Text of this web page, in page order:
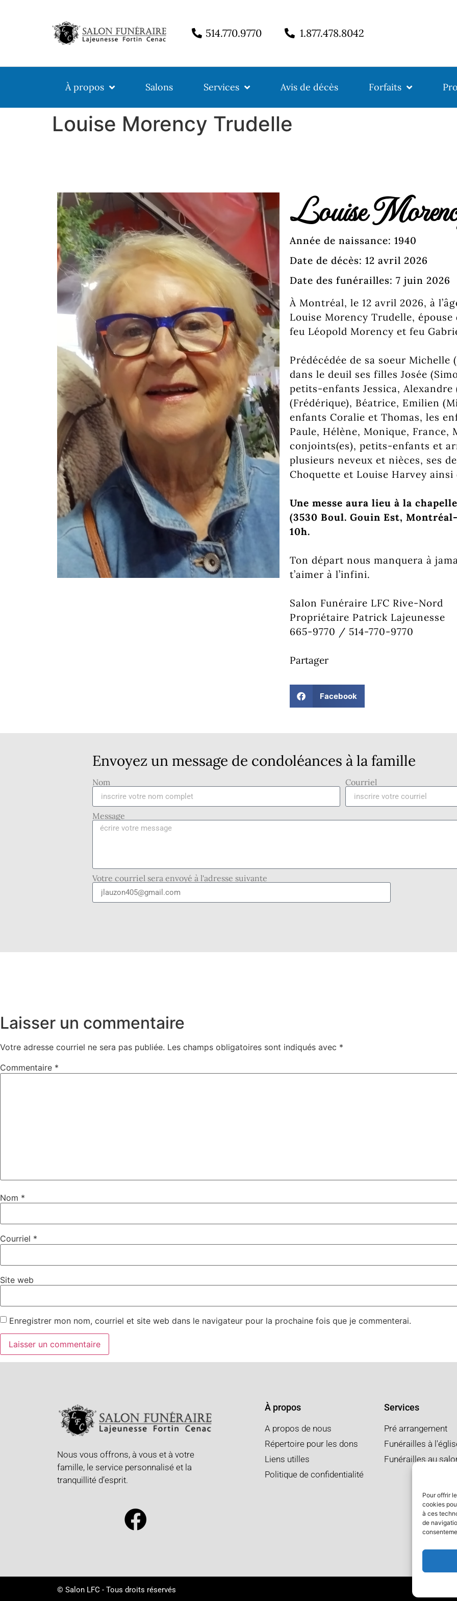
Pour offrir
cookies
à ces
de
514.770.9770 1.877.478.8042
À propos Salons Services Avis de décès Forfaits
Louise Morency Trudelle
Louise
Année de naissance: 1940
Date de décès: 12 avril 2026
Date des funérailles: 7 juin 2026
À Montréal, le 12 avril 2026, à
Louise Morency Trudelle,
feu Léopold Morency et feu
Prédécédée de sa soeur Michelle
dans le deuil ses filles Josée
petits-enfants Jessica, Alexandre
(Frédérique), Béatrice, Emilien
enfants Coralie et Thomas, les
Paule, Hélène, Monique, France,
conjoints(es), petits-enfants et
plusieurs neveux et nièces, ses
Choquette et Louise Harvey
Une messe aura lieu à la
(3530 Boul. Gouin Est,
10h.
Ton départ nous manquera à
t’aimer à l’infini.
Salon Funéraire LFC Rive-Nord
Propriétaire Patrick Lajeunesse
665-9770 / 514-770-9770
Partager
Facebook
Envoyez un message de condoléances à la famille
Nom Courriel
Message
Votre courriel sera envoyé à l'adresse suivante
Laisser un commentaire
Votre adresse courriel ne sera pas publiée. Les champs obligatoires sont indiqués avec *
Commentaire *
Nom *
Courriel *
Site web
Enregistrer mon nom, courriel et site web dans le navigateur pour la prochaine fois que je commenterai.
Nous vous offrons, à vous et à votre
famille, le service personnalisé et la
tranquillité d’esprit.
À propos
A propos de nous
Répertoire pour les dons
Liens utilles
Politique de confidentialité
Services
Pré arrangement
Funérailles à
Funérailles au
© Salon LFC - Tous droits réservés